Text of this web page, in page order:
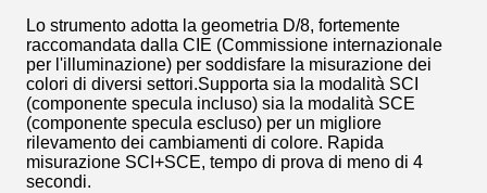
Lo strumento adotta la geometria D/8, fortemente
raccomandata dalla CIE (Commissione internazionale
per l'illuminazione) per soddisfare la misurazione dei
colori di diversi settori.Supporta sia la modalità SCI
(componente specula incluso) sia la modalità SCE
(componente specula escluso) per un migliore
rilevamento dei cambiamenti di colore. Rapida
misurazione SCI+SCE, tempo di prova di meno di 4
secondi.